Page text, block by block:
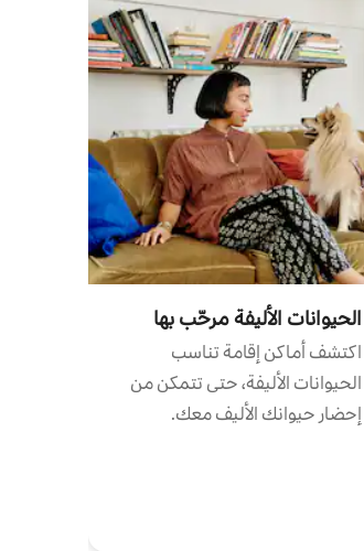
الحيوانات الأليفة مرحّب بها
اكتشف أماكن إقامة تناسب
الحيوانات الأليفة، حتى تتمكن من
إحضار حيوانك الأليف معك.